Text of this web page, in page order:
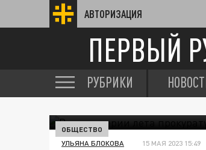
АВТОРИЗАЦИЯ
ПЕРВЫЙ
РУБРИКИ
ОБЩЕСТВО
УЛЬЯНА БЛОКОВА 15 МАЯ 2023 15:49